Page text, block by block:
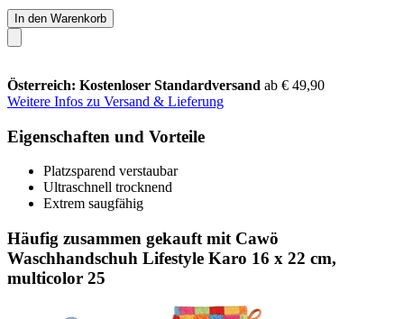
In den Warenkorb
Österreich: Kostenloser Standardversand ab € 49,90
Weitere Infos zu Versand & Lieferung
Eigenschaften und Vorteile
Platzsparend verstaubar
Ultraschnell trocknend
Extrem saugfähig
Häufig zusammen gekauft mit Cawö
Waschhandschuh Lifestyle Karo 16 x 22 cm,
multicolor 25